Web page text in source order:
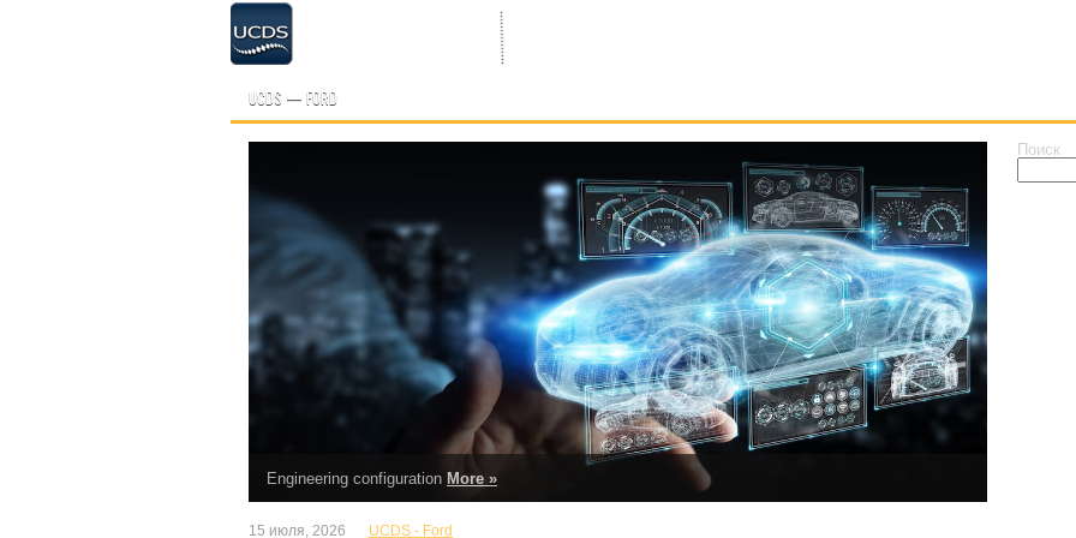
UCDS — FORD
Engineering configuration More »
15 июля, 2026 UCDS - Ford
Поиск